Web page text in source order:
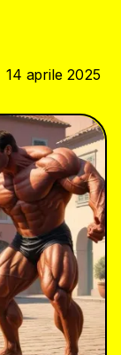
14 aprile 2025